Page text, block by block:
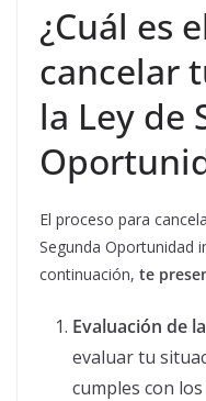
¿Cuál es
cancelar
la Ley de
El proceso para
Segunda Oportunidad
continuación, te
Evaluación de
evaluar tu
cumples con